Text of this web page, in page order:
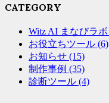
CATEGORY
Witz AI まなびラボ
お役立ちツール (6)
お知らせ (15)
制作事例 (35)
診断ツール (4)